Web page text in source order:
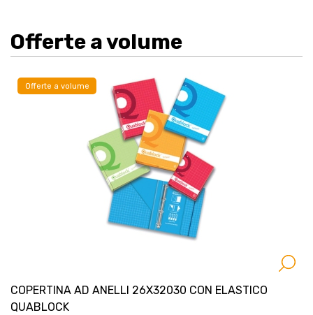
Offerte a volume
Offerte a volume
COPERTINA AD ANELLI 26X32030 CON ELASTICO
QUABLOCK